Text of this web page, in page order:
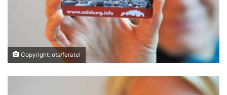
Copyright: ots/feratel